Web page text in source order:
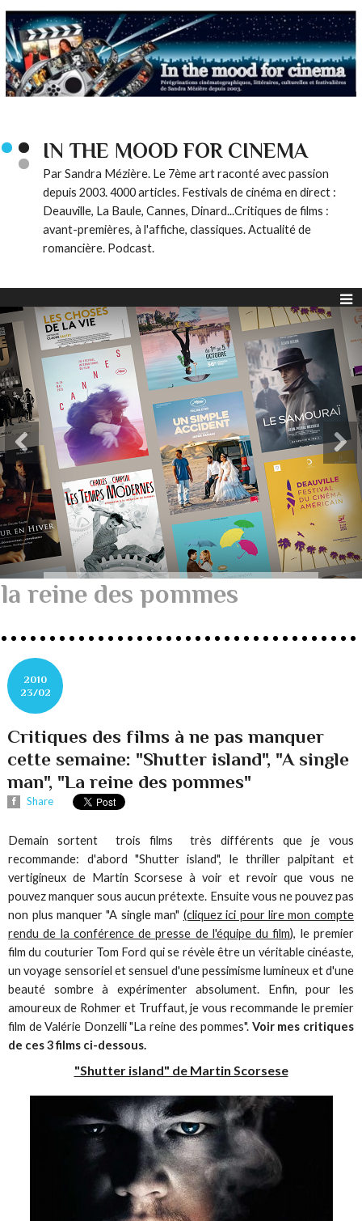
IN THE MOOD FOR CINEMA
Par Sandra Mézière. Le 7ème art raconté avec passion
depuis 2003. 4000 articles. Festivals de cinéma en direct :
Deauville, La Baule, Cannes, Dinard...Critiques de films :
avant-premières, à l'affiche, classiques. Actualité de
romancière. Podcast.
la reine des pommes
2010
23/02
Critiques des films à ne pas manquer
cette semaine: "Shutter island", "A single
man", "La reine des pommes"
Share
Demain sortent trois films très différents que je vous
recommande: d'abord "Shutter island", le thriller palpitant et
vertigineux de Martin Scorsese à voir et revoir que vous ne
pouvez manquer sous aucun prétexte. Ensuite vous ne pouvez pas
non plus manquer "A single man" (cliquez ici pour lire mon compte
rendu de la conférence de presse de l'équipe du film), le premier
film du couturier Tom Ford qui se révèle être un véritable cinéaste,
un voyage sensoriel et sensuel d'une pessimisme lumineux et d'une
beauté sombre à expérimenter absolument. Enfin, pour les
amoureux de Rohmer et Truffaut, je vous recommande le premier
film de Valérie Donzelli "La reine des pommes". Voir mes critiques
de ces 3 films ci-dessous.
"Shutter island" de Martin Scorsese